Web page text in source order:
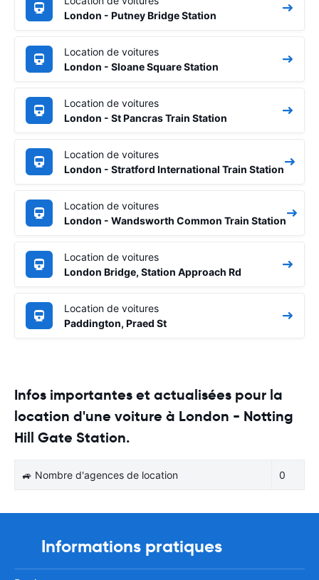
London - Putney Bridge Station
Location de voitures
London - Sloane Square Station
Location de voitures
London - St Pancras Train Station
Location de voitures
London - Stratford International Train Station
Location de voitures
London - Wandsworth Common Train Station
Location de voitures
London Bridge, Station Approach Rd
Location de voitures
Paddington, Praed St
Infos importantes et actualisées pour la
location d'une voiture à London - Notting
Hill Gate Station.
🚙 Nombre d'agences de location 0
Informations pratiques